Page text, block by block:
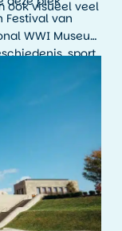
ook visueel veel
Festival van
WWI Museum
sport